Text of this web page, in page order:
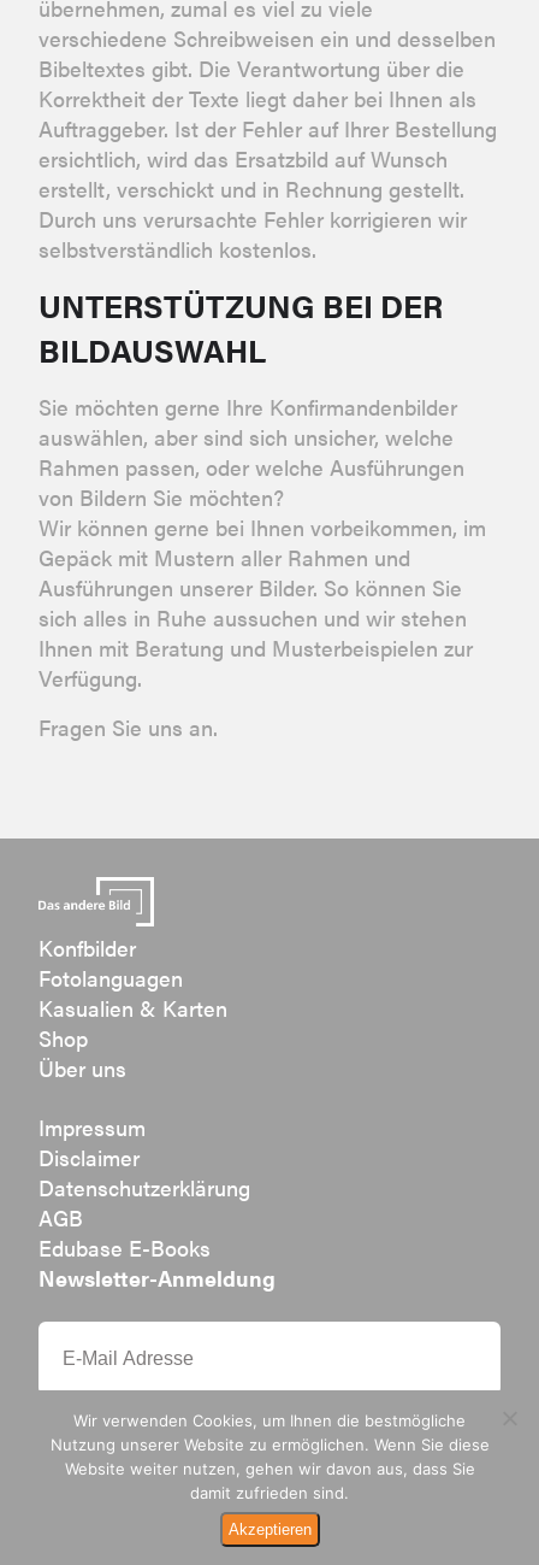
übernehmen, zumal es viel zu viele
verschiedene Schreibweisen ein und desselben
Bibeltextes gibt. Die Verantwortung über die
Korrektheit der Texte liegt daher bei Ihnen als
Auftraggeber. Ist der Fehler auf Ihrer Bestellung
ersichtlich, wird das Ersatzbild auf Wunsch
erstellt, verschickt und in Rechnung gestellt.
Durch uns verursachte Fehler korrigieren wir
selbstverständlich kostenlos.
UNTERSTÜTZUNG BEI DER
BILDAUSWAHL
Sie möchten gerne Ihre Konfirmandenbilder
auswählen, aber sind sich unsicher, welche
Rahmen passen, oder welche Ausführungen
von Bildern Sie möchten?
Wir können gerne bei Ihnen vorbeikommen, im
Gepäck mit Mustern aller Rahmen und
Ausführungen unserer Bilder. So können Sie
sich alles in Ruhe aussuchen und wir stehen
Ihnen mit Beratung und Musterbeispielen zur
Verfügung.
Fragen Sie uns an.
Konfbilder
Fotolanguagen
Kasualien & Karten
Shop
Über uns
Impressum
Disclaimer
Datenschutzerklärung
AGB
Edubase E-Books
Newsletter-Anmeldung
Wir verwenden Cookies, um Ihnen die bestmögliche
Nutzung unserer Website zu ermöglichen. Wenn Sie diese
Website weiter nutzen, gehen wir davon aus, dass Sie
damit zufrieden sind.
Ak­zep­tie­ren